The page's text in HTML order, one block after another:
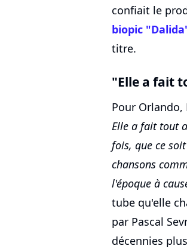
confiait le
biopic
titre.
"Elle a fait
Pour
Elle a fait tout
fois, que ce
chansons
l'époque à
tube qu'elle
par Pascal
décennies